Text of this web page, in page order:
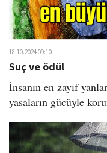
18.10.2024 09:10
Suç ve ödül
İnsanın en zayıf
yasaların gücüyle